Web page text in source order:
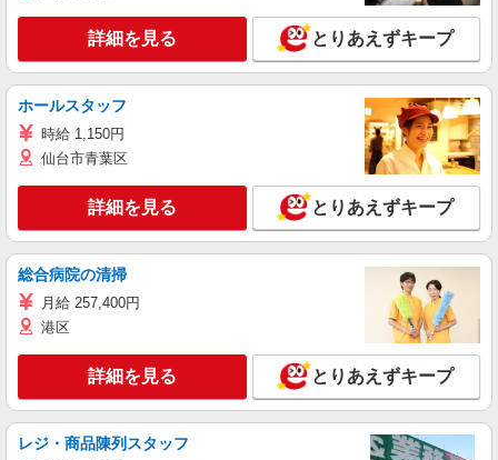
詳細を見る とりあえずキープ
ホールスタッフ
時給 1,150円
仙台市青葉区
詳細を見る とりあえずキープ
総合病院の清掃
月給 257,400円
港区
詳細を見る とりあえずキープ
レジ・商品陳列スタッフ